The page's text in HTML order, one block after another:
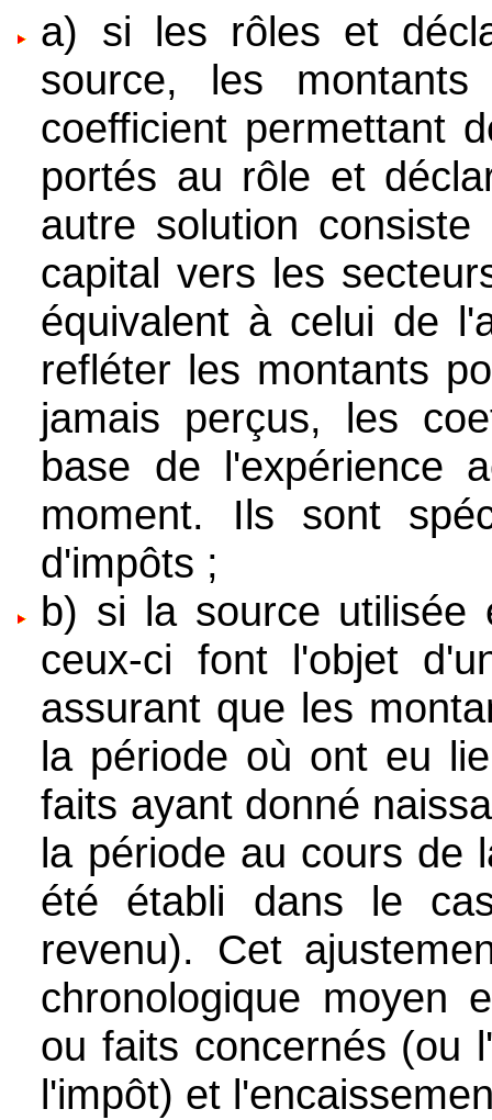
a) si les rôles et
source, les
coefficient permettant
portés au rôle et
autre solution
capital vers les
équivalent à celui de
refléter les montants
jamais perçus, les
base de l'expérience
moment. Ils sont
d'impôts ;
b) si la source utilisée
ceux-ci font l'objet
assurant que les
la période où ont eu
faits ayant donné
la période au cours de
été établi dans le
revenu). Cet
chronologique moyen
ou faits concernés (ou
l'impôt) et